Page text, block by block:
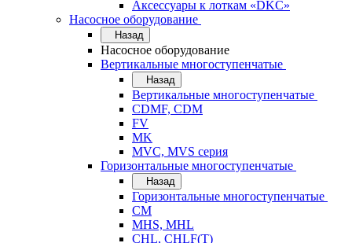
Аксессуары к лоткам «DKC»
Насосное оборудование
Назад
Насосное оборудование
Вертикальные многоступенчатые
Назад
Вертикальные многоступенчатые
CDMF, CDM
FV
MK
MVC, MVS серия
Горизонтальные многоступенчатые
Назад
Горизонтальные многоступенчатые
CM
MHS, MHL
CHL, CHLF(T)